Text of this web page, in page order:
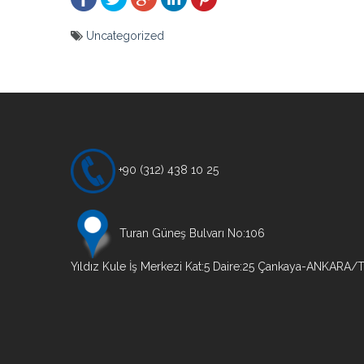
Uncategorized
+90 (312) 438 10 25
Turan Güneş Bulvarı No:106
Yıldız Kule İş Merkezi Kat:5 Daire:25 Çankaya-ANKARA/